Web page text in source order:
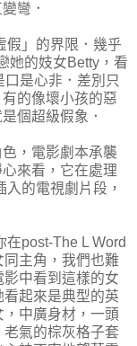
彎．
假」的界限．幾乎
她的妓女Betty，看
是心非．差別只
的像壞小孩的惡
個超級假象．
，電影劇本承襲
來看，它在處理
入的電視劇片段，
在post-The L Word
同主角，我們也難
影中看到這樣的女
看起來是典型的英
，中廣身材，一頭
老氣的棕灰格子套